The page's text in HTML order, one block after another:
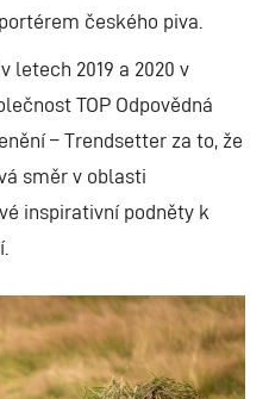
českého piva.
letech 2019 a 2020 v
TOP Odpovědná
– Trendsetter za to, že
směr v oblasti
inspirativní podněty k